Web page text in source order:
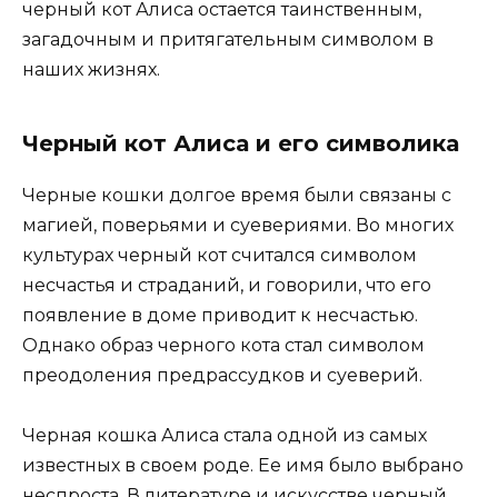
черный кот Алиса остается таинственным,
загадочным и притягательным символом в
наших жизнях.
Черный кот Алиса и его символика
Черные кошки долгое время были связаны с
магией, поверьями и суевериями. Во многих
культурах черный кот считался символом
несчастья и страданий, и говорили, что его
появление в доме приводит к несчастью.
Однако образ черного кота стал символом
преодоления предрассудков и суеверий.
Черная кошка Алиса стала одной из самых
известных в своем роде. Ее имя было выбрано